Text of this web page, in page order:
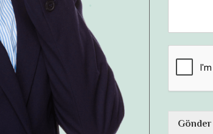
Gönder